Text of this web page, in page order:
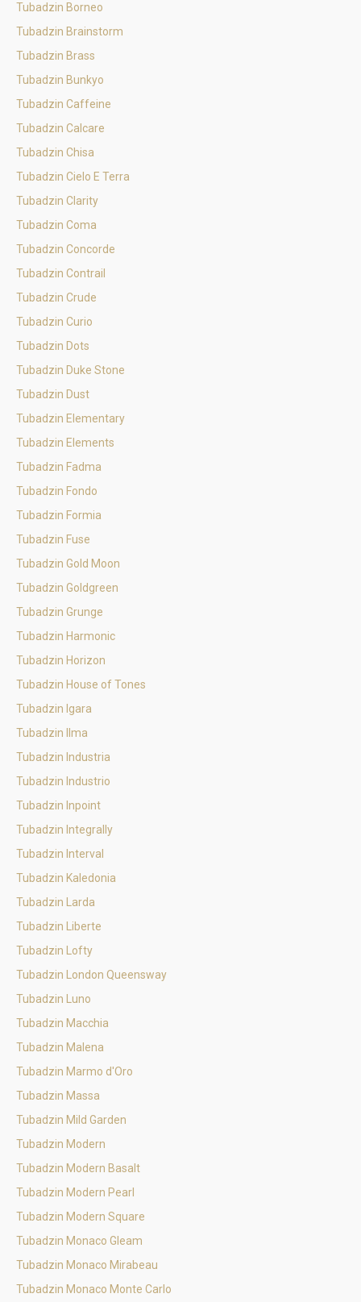
Tubadzin Borneo
Tubadzin Brainstorm
Tubadzin Brass
Tubadzin Bunkyo
Tubadzin Caffeine
Tubadzin Calcare
Tubadzin Chisa
Tubadzin Cielo E Terra
Tubadzin Clarity
Tubadzin Coma
Tubadzin Concorde
Tubadzin Contrail
Tubadzin Crude
Tubadzin Curio
Tubadzin Dots
Tubadzin Duke Stone
Tubadzin Dust
Tubadzin Elementary
Tubadzin Elements
Tubadzin Fadma
Tubadzin Fondo
Tubadzin Formia
Tubadzin Fuse
Tubadzin Gold Moon
Tubadzin Goldgreen
Tubadzin Grunge
Tubadzin Harmonic
Tubadzin Horizon
Tubadzin House of Tones
Tubadzin Igara
Tubadzin Ilma
Tubadzin Industria
Tubadzin Industrio
Tubadzin Inpoint
Tubadzin Integrally
Tubadzin Interval
Tubadzin Kaledonia
Tubadzin Larda
Tubadzin Liberte
Tubadzin Lofty
Tubadzin London Queensway
Tubadzin Luno
Tubadzin Macchia
Tubadzin Malena
Tubadzin Marmo d'Oro
Tubadzin Massa
Tubadzin Mild Garden
Tubadzin Modern
Tubadzin Modern Basalt
Tubadzin Modern Pearl
Tubadzin Modern Square
Tubadzin Monaco Gleam
Tubadzin Monaco Mirabeau
Tubadzin Monaco Monte Carlo